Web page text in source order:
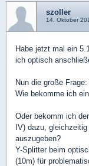
szoller
14. Oktober
Habe jetzt mal ein
ich optisch
Nun die große Frage:
Wie bekomme ich
Oder bekomm ich
IV) dazu, gleichzeitig
auszugeben?
Y-Splitter beim
(10m) für